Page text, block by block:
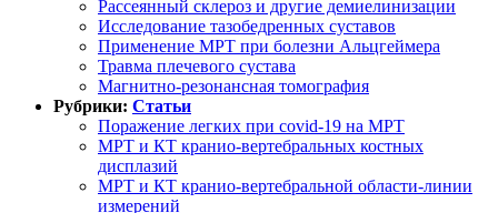
Рассеянный склероз и другие демиелинизации
Исследование тазобедренных суставов
Применение МРТ при болезни Альцгеймера
Травма плечевого сустава
Магнитно-резонансная томография
Рубрики: Статьи
Поражение легких при covid-19 на МРТ
МРТ и КТ кранио-вертебральных костных
дисплазий
МРТ и КТ кранио-вертебральной области-линии
измерений